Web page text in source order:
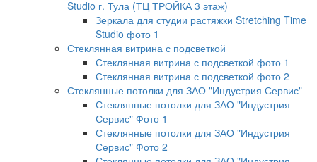
Studio г. Тула (ТЦ ТРОЙКА 3 этаж)
Зеркала для студии растяжки Stretching Time
Studio фото 1
Стеклянная витрина с подсветкой
Стеклянная витрина с подсветкой фото 1
Стеклянная витрина с подсветкой фото 2
Стеклянные потолки для ЗАО "Индустрия Сервис"
Стеклянные потолки для ЗАО "Индустрия
Сервис" Фото 1
Стеклянные потолки для ЗАО "Индустрия
Сервис" Фото 2